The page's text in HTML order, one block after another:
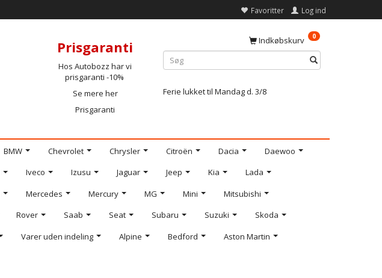
Favoritter Log ind
Prisgaranti
Hos Autobozz har vi
prisgaranti -10%
Se mere her
Prisgaranti
Indkøbskurv 0
Ferie lukket til Mandag d. 3/8
BMW Chevrolet Chrysler Citroën Dacia
Daewoo
Iveco Izusu Jaguar Jeep Kia
Lada
Mercedes Mercury MG Mini
Mitsubishi
Rover Saab Seat Subaru Suzuki
Skoda
Varer uden indeling Alpine Bedford
Aston Martin